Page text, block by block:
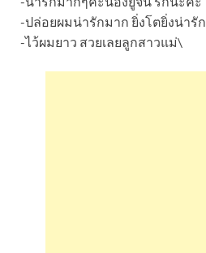
-ปล่อยผมน่ารักมาก ยิ่งโตยิ่งน่ารัก
-ไว้ผมยาว สวยเลยลูกสาวแม่\